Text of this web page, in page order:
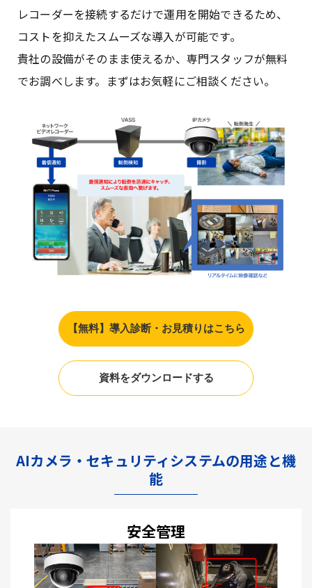
レコーダーを接続するだけで運用を開始できるため、
コストを抑えたスムーズな導入が可能です。
貴社の設備がそのまま使えるか、専門スタッフが無料
でお調べします。まずはお気軽にご相談ください。
【無料】導入診断・お見積りはこちら
資料をダウンロードする
AIカメラ・セキュリティシステムの用途と機
能
安全管理